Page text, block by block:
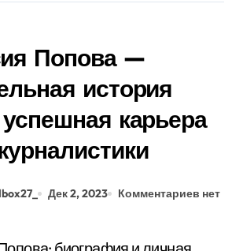
Попова —
история
карьера
Дек 2, 2023 Комментариев нет